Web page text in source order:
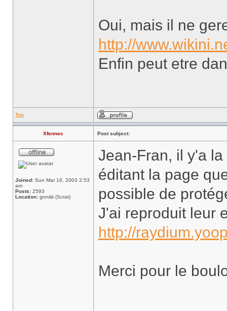
Oui, mais il ne
http://
Enfin peut etre
Top
Xfennec Post subject:
Joined: Sun Mar 16, 2003 2:53
am
Posts: 2593
Location: gnniiiii (Scrat)
Jean-Fran, il y'a
éditant la page
possible de
J'ai reproduit leur
http://
Merci pour le